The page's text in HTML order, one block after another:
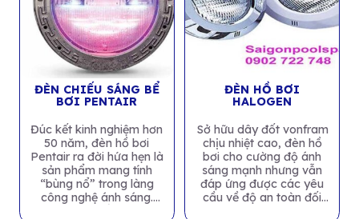
ĐÈN CHIẾU SÁNG BỂ
BƠI PENTAIR
Đúc kết kinh nghiệm hơn
50 năm, đèn hồ bơi
Pentair ra đời hứa hẹn là
sản phẩm mang tính
“bùng nổ” trong làng
công nghệ ánh sáng.
ĐÈN HỒ BƠI
HALOGEN
Sở hữu dây đốt vonfram
chịu nhiệt cao, đèn hồ
bơi cho cường độ ánh
sáng mạnh nhưng vẫn
đáp ứng được các yêu
cầu về độ an toàn đối